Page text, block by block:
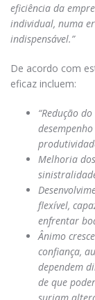
eficiência da
individual, numa
indispensável.”
De acordo com
eficaz incluem:
“Redução
Melhoria
flexível,
enfrentar
Ânimo
confiança,
dependem
de que